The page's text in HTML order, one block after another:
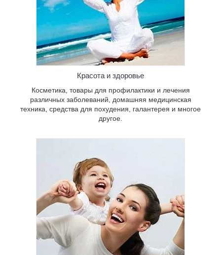
Красота и здоровье
Косметика, товары для профилактики и лечения
различных заболеваний, домашняя медицинская
техника, средства для похудения, галантерея и многое
другое.
Косметика, техника, аксессуары и
разные принадлежности, которые
помогут упростить жизнь родителей и
создадут комфортные условия для
детей всех возрастов.